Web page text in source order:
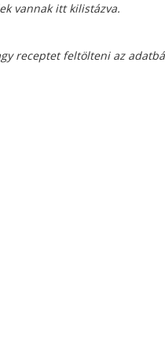
vannak itt kilistázva.
receptet feltölteni az